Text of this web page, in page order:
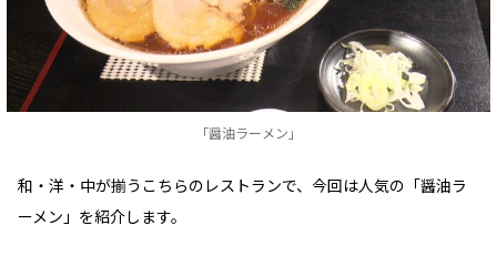
「醤油ラーメン」
和・洋・中が揃うこちらのレストランで、今回は人気の「醤油ラ
ーメン」を紹介します。